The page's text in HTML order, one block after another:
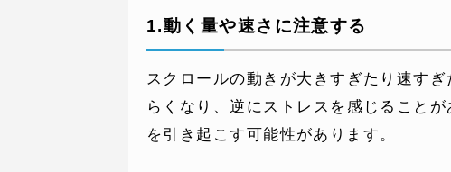
WEBでお問い合わせ
( 24時間365日いつでも受付対応 )
1.動く量や速さに注意する
スクロールの動きが大きすぎたり速す
らくなり、逆にストレスを感じること
を引き起こす可能性があります。